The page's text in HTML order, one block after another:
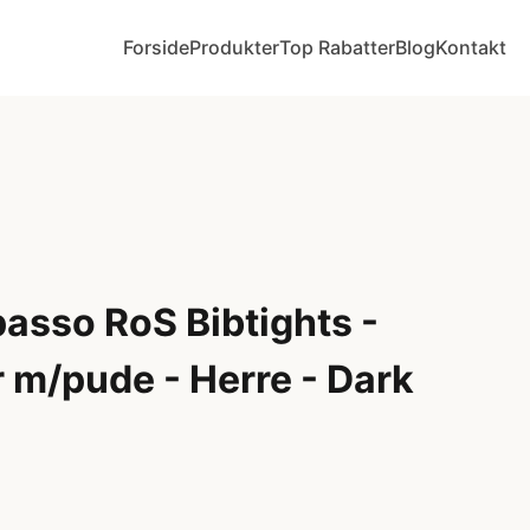
ForsideProdukterTop RabatterBlogKontakt
RoS Bibtights -
pude - Herre - Dark